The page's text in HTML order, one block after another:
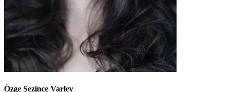
Özge Sezince Varley